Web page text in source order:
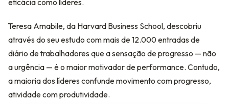
Teresa Amabile, da Harvard Business School, descobriu
através do seu estudo com mais de 12.000 entradas de
diário de trabalhadores que a sensação de progresso — não
a urgência — é o maior motivador de performance. Contudo,
a maioria dos líderes confunde movimento com progresso,
atividade com produtividade.